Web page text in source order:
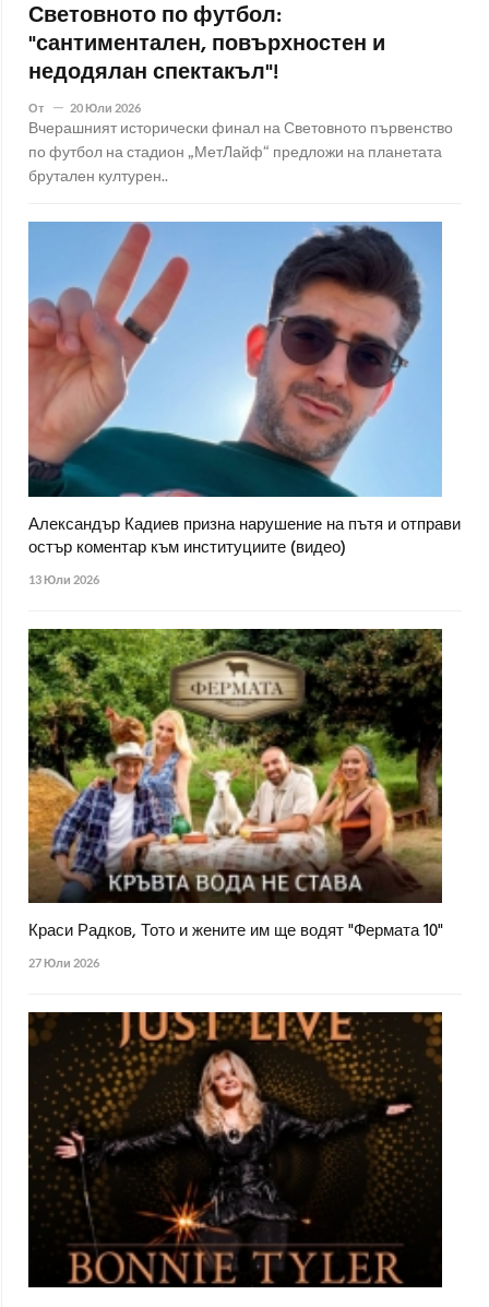
Световното по футбол:
"сантиментален, повърхностен и
недодялан спектакъл"!
От 20 Юли 2026
Вчерашният исторически финал на Световното първенство
по футбол на стадион „МетЛайф“ предложи на планетата
брутален културен..
Александър Кадиев призна нарушение на пътя и отправи
остър коментар към институциите (видео)
13 Юли 2026
Краси Радков, Тото и жените им ще водят "Фермата 10"
27 Юли 2026